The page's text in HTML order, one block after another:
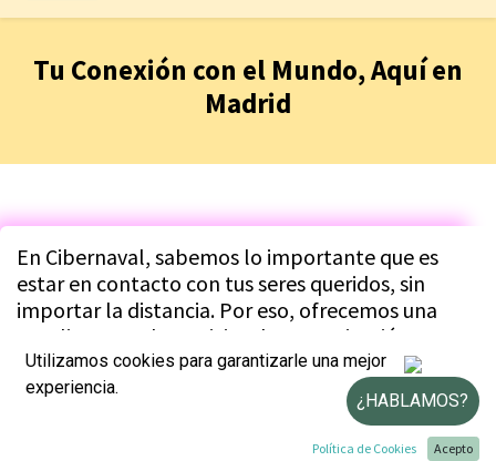
Tu Conexión con el Mundo, Aquí en
Madrid
En Cibernaval, sabemos lo importante que es
estar en contacto con tus seres queridos, sin
importar la distancia. Por eso, ofrecemos una
amplia gama de servicios de comunicación y
transferencia de dinero, diseñados para que
puedas estar siempre conectado.
Utilizamos cookies para garantizarle una mejor
experiencia.
Política de Cookies Acepto
¿HABLAMOS?